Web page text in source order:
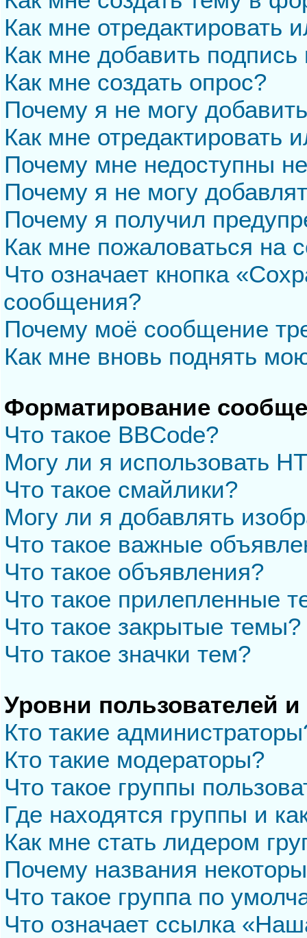
Как мне отредактировать
Как мне добавить
Как мне создать опрос?
Почему я не могу
Как мне отредактировать
Почему мне недоступны
Почему я не могу
Почему я получил
Как мне пожаловаться на
Что означает кнопка
сообщения?
Почему моё сообщение
Как мне вновь поднять
Форматирование
Что такое BBCode?
Могу ли я использовать
Что такое смайлики?
Могу ли я добавлять
Что такое важные
Что такое объявления?
Что такое прилепленные
Что такое закрытые темы?
Что такое значки тем?
Уровни пользователей
Кто такие
Кто такие модераторы?
Что такое группы
Где находятся группы и
Как мне стать лидером
Почему названия
Что такое группа по
Что означает ссылка